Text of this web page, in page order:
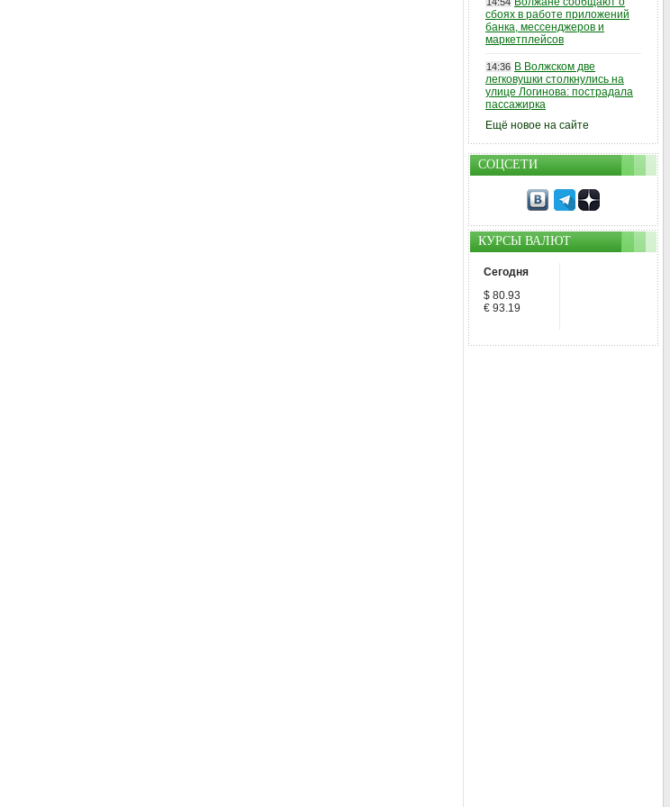
сбоях в работе приложений
банка, мессенджеров и
маркетплейсов
14:36 В Волжском две
легковушки столкнулись на
улице Логинова: пострадала
пассажирка
Ещё новое на сайте
СОЦСЕТИ
КУРСЫ ВАЛЮТ
Сегодня
$ 80.93
€ 93.19